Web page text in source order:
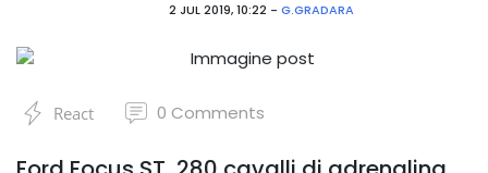
2 JUL 2019, 10:22 - G.GRADARA
React 0 Comments